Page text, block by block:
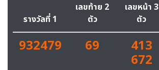
รางวัลที่ 1
เลขท้าย 2
ตัว
เลขหน้า 3
ตัว
932479 69 413
672